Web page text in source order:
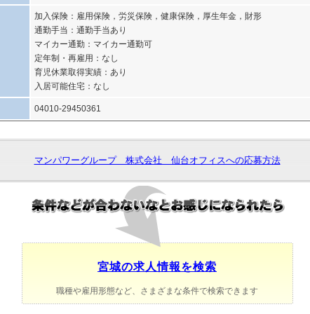
加入保険：雇用保険，労災保険，健康保険，厚生年金，財形
通勤手当：通勤手当あり
マイカー通勤：マイカー通勤可
定年制・再雇用：なし
育児休業取得実績：あり
入居可能住宅：なし
04010-29450361
マンパワーグループ 株式会社 仙台オフィスへの応募方法
宮城の求人情報を検索
職種や雇用形態など、さまざまな条件で検索できます